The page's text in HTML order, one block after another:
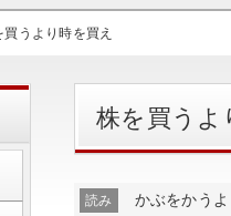
買うより時を買え
株を買うよ
読み かぶをかう